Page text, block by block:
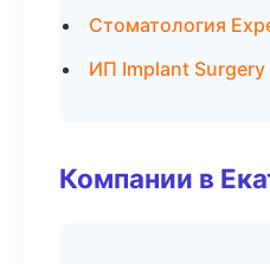
Стоматология
ИП Implant
Компании в